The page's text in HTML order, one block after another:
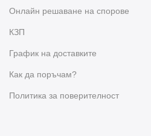
Oнлайн решаване на спорове
КЗП
График на доставките
Как да поръчам?
Политика за поверителност